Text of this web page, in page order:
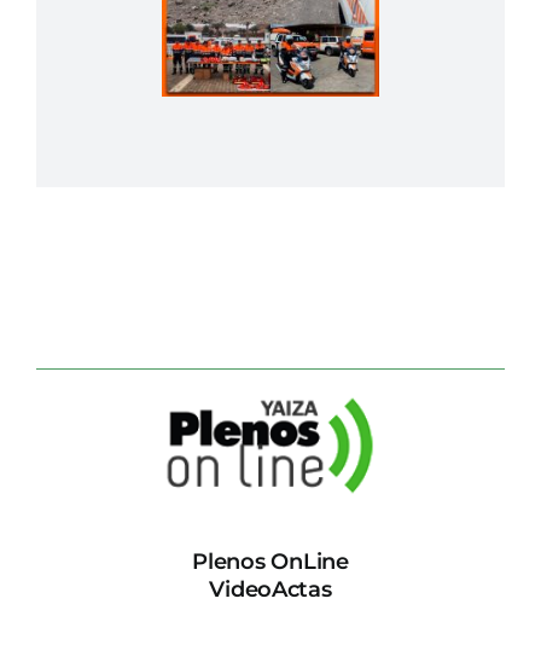
Plenos OnLine
VideoActas